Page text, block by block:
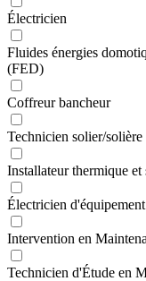
Électricien
Fluides énergies
(FED)
Coffreur bancheur
Technicien solier/solière
Installateur thermique et
Électricien
Intervention en
Technicien d'Étude en